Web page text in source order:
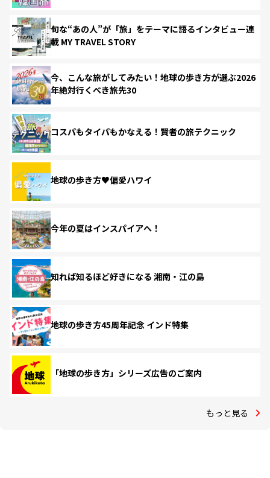
旬な“あの人”が「旅」をテーマに語るインタビュー連
載 MY TRAVEL STORY
今、こんな旅がしてみたい！地球の歩き方が選ぶ2026
年絶対行くべき旅先30
コスパもタイパもかなえる！賢者の旅テクニック
地球の歩き方♥偏愛ハワイ
今年の夏はインスパイアへ！
知れば知るほど好きになる 湘南・江の島
地球の歩き方45周年記念 インド特集
「地球の歩き方」シリーズ広告のご案内
もっと見る